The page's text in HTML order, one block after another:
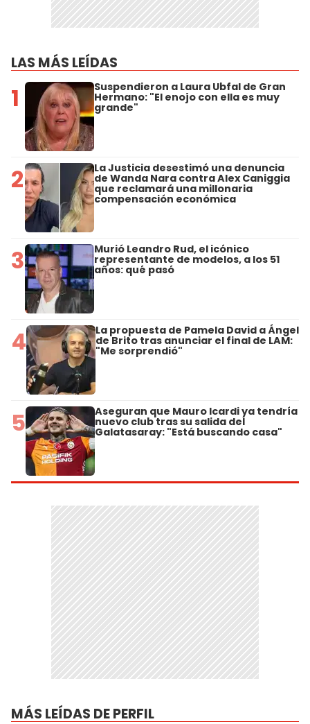
LAS MÁS LEÍDAS
1 Suspendieron a Laura Ubfal de Gran
Hermano: "El enojo con ella es muy
grande"
2 La Justicia desestimó una denuncia
de Wanda Nara contra Alex Caniggia
que reclamará una millonaria
compensación económica
3 Murió Leandro Rud, el icónico
representante de modelos, a los 51
años: qué pasó
4 La propuesta de Pamela David a Ángel
de Brito tras anunciar el final de LAM:
"Me sorprendió"
5 Aseguran que Mauro Icardi ya tendría
nuevo club tras su salida del
Galatasaray: "Está buscando casa"
MÁS LEÍDAS DE PERFIL